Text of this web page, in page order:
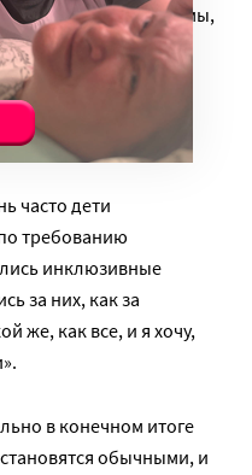
Это частные программы,
платила школа.
обучения в
часто дети
требованию
инклюзивные
за них, как за
же, как все, и я хочу,
в конечном итоге
обычными, и